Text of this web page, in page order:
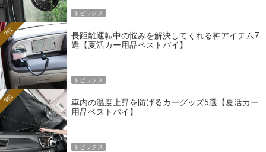
トピックス
長距離運転中の悩みを解決してくれる神アイテム7
選【夏活カー用品ベストバイ】
2位
トピックス
車内の温度上昇を防げるカーグッズ5選【夏活カー
用品ベストバイ】
3位
トピックス